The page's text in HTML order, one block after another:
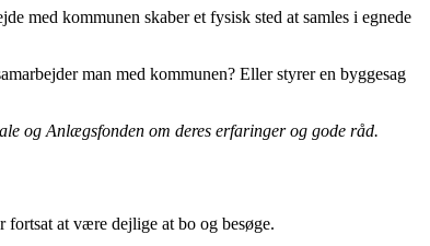
med kommunen skaber et fysisk sted at samles i egnede
man med kommunen? Eller styrer en byggesag
og Anlægsfonden om deres erfaringer og gode råd.
at være dejlige at bo og besøge.